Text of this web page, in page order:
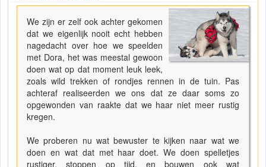
We zijn er zelf ook achter gekomen
dat we eigenlijk nooit echt hebben
nagedacht over hoe we speelden
met Dora, het was meestal gewoon
doen wat op dat moment leuk leek,
zoals wild trekken of rondjes rennen in de tuin. Pas
achteraf realiseerden we ons dat ze daar soms zo
opgewonden van raakte dat we haar niet meer rustig
kregen.
We proberen nu wat bewuster te kijken naar wat we
doen en wat dat met haar doet. We doen spelletjes
rustiger, stoppen op tijd, en bouwen ook wat